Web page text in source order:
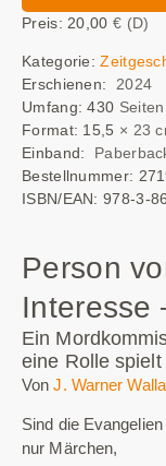
Preis: 20,00 € (D)
Kategorie:
Erschienen: 2024
Umfang: 430 Seiten
Format: 15,5 × 23
Einband:
Bestellnummer:
ISBN/EAN: 978-3-
Person
Interesse
Ein
eine Rolle spielt
Von J. Warner
Sind die
nur Märchen,